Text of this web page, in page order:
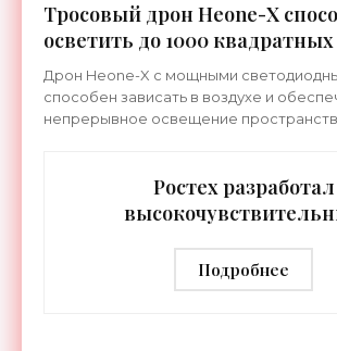
Тросовый дрон Heone-X
осветить до 1000
земли - «Беспилотники»
Дрон Heone-X с мощными
способен зависать в воздухе и
непрерывное освещение
Ростех разработал
дальностью
- «Гаджеты»
Подробнее